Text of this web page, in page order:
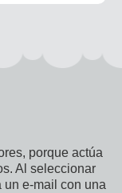
porque actúa
Al seleccionar
un e-mail con una